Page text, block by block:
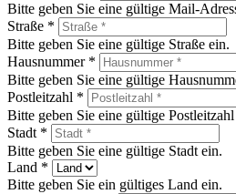
Bitte geben Sie eine gültige Mail-
Straße *
Bitte geben Sie eine gültige Straße ein.
Hausnummer *
Bitte geben Sie eine gültige
Postleitzahl *
Bitte geben Sie eine gültige
Stadt *
Bitte geben Sie eine gültige Stadt ein.
Land *
Bitte geben Sie ein gültiges Land ein.